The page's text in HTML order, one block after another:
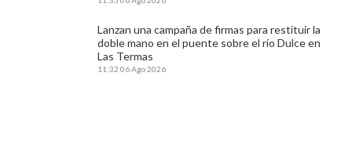
Lanzan una campaña de firmas para restituir la
doble mano en el puente sobre el río Dulce en
Las Termas
11:32 06 Ago 2026